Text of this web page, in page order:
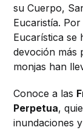
su Cuerpo,
Eucaristía.
Eucarística se
devoción más
monjas han
Conoce a las
Perpetua,
inundaciones